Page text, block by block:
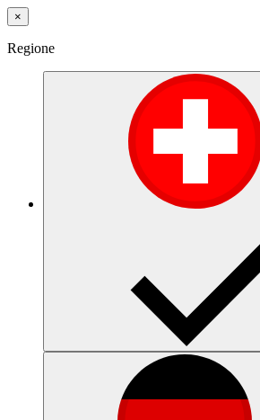
×
Regione